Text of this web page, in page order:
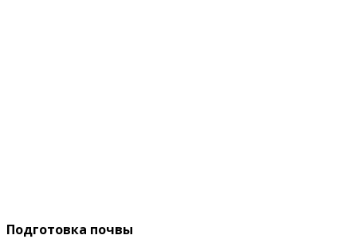
Подготовка почвы